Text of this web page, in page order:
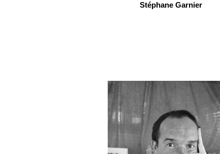
Stéphane Garnier